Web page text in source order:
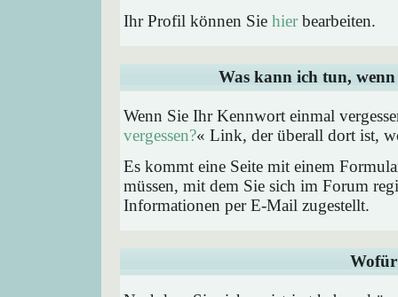
Ihr Profil können Sie hierbearbeiten.
Was kann ich tun, wenn
Wenn Sie Ihr Kennwort einmal
vergessen?« Link, der überall dort ist,
Es kommt eine Seite mit einem
müssen, mit dem Sie sich im Forum
Informationen per E-Mail zugestellt.